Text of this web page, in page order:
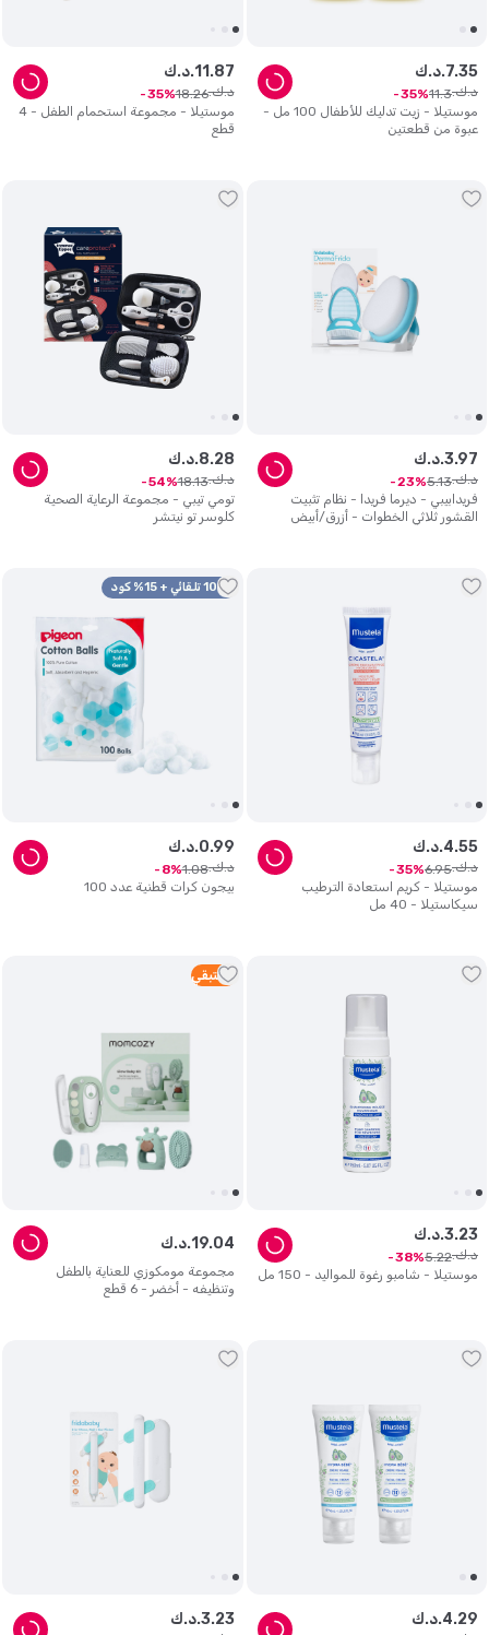
موستيلا - زيت تدليك للأطفال 100 مل -
عبوة من قطعتين
د.ك.7.35
د.ك. 11.3
35
موستيلا - مجموعة استحمام الطفل - 4
قطع
د.ك.11 .87
د.ك. 18.26
35
فريدابيبي - ديرما فريدا - نظام تثبيت
القشور ثلاثي الخطوات - أزرق/أبيض
د.ك.3.97
د.ك. 5.13
23
تومي تيبي - مجموعة الرعاية الصحية
كلوسر تو نيتشر
د.ك.8.28
د.ك. 18.13
54
موستيلا - كريم استعادة الترطيب
سيكاستيلا - 40 مل
د.ك.4.55
د.ك. 6.95
35
10% تلقائي + 15% كود
بيجون كرات قطنية عدد 100
د.ك.0.99
د.ك. 1.08
8
موستيلا - شامبو رغوة للمواليد - 150 مل
د.ك.3.23
د.ك. 5.22
38
2 متبقي
مجموعة مومكوزي للعناية بالطفل
وتنظيفه - أخضر - 6 قطع
د.ك.19.04
د.ك.4.29 د.ك.3.23